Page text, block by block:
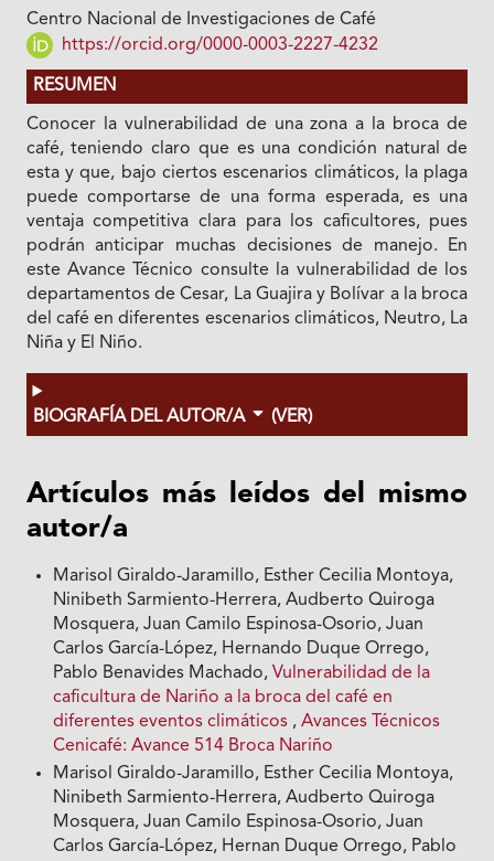
Centro Nacional de Investigaciones de Café
https://orcid.org/0000-0003-2227-4232
RESUMEN
Conocer la vulnerabilidad de una zona a la broca de
café, teniendo claro que es una condición natural de
esta y que, bajo ciertos escenarios climáticos, la plaga
puede comportarse de una forma esperada, es una
ventaja competitiva clara para los caficultores, pues
podrán anticipar muchas decisiones de manejo. En
este Avance Técnico consulte la vulnerabilidad de los
departamentos de Cesar, La Guajira y Bolívar a la broca
del café en diferentes escenarios climáticos, Neutro, La
Niña y El Niño.
BIOGRAFÍA DEL AUTOR/A (VER)
Artículos más leídos del mismo
autor/a
Marisol Giraldo-Jaramillo, Esther Cecilia Montoya,
Ninibeth Sarmiento-Herrera, Audberto Quiroga
Mosquera, Juan Camilo Espinosa-Osorio, Juan
Carlos García-López, Hernando Duque Orrego,
Pablo Benavides Machado,Vulnerabilidad de la
caficultura de Nariño a la broca del café en
diferentes eventos climáticos ,Avances Técnicos
Cenicafé: Avance 514 Broca Nariño
Marisol Giraldo-Jaramillo, Esther Cecilia Montoya,
Ninibeth Sarmiento-Herrera, Audberto Quiroga
Mosquera, Juan Camilo Espinosa-Osorio, Juan
Carlos García-López, Hernan Duque Orrego, Pablo